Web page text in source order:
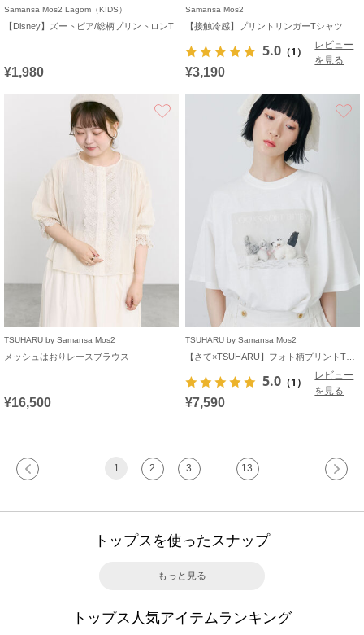
Samansa Mos2 Lagom（KIDS）
【Disney】ズートピア/総柄プリントロンT
¥1,980
Samansa Mos2
【接触冷感】プリントリンガーTシャツ
5.0 （1）
レビュー
を見る
¥3,190
TSUHARU by Samansa Mos2
メッシュはおりレースブラウス
¥16,500
TSUHARU by Samansa Mos2
5.0 （1）
レビュー
を見る
¥7,590
1 2 3 13
トップスを使ったスナップ
もっと見る
トップス人気アイテムランキング